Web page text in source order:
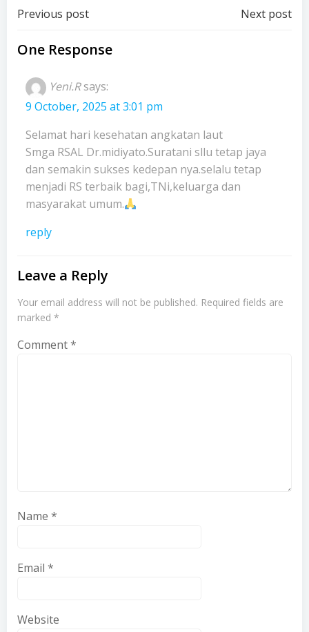
Post
navigation
Previous post Next post
One Response
Yeni.R says:
9 October, 2025 at 3:01 pm
Selamat hari kesehatan angkatan laut
Smga RSAL Dr.midiyato.Suratani sllu tetap jaya
dan semakin sukses kedepan nya.selalu tetap
menjadi RS terbaik bagi,TNi,keluarga dan
masyarakat umum.
reply
Leave a Reply
Your email address will not be published. Required fields are
marked *
Comment*
Name *
Email *
Website